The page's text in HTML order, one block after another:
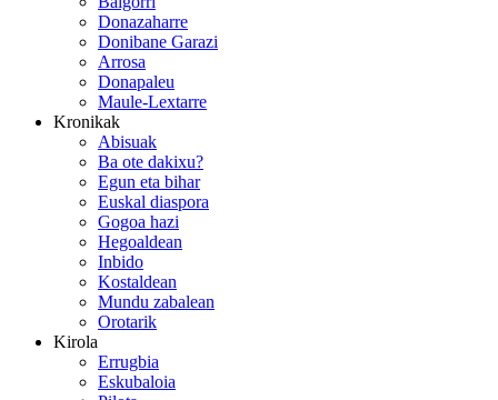
Donazaharre
Donibane Garazi
Arrosa
Donapaleu
Maule-Lextarre
Kronikak
Abisuak
Ba ote dakixu?
Egun eta bihar
Euskal diaspora
Gogoa hazi
Hegoaldean
Inbido
Kostaldean
Mundu zabalean
Orotarik
Kirola
Errugbia
Eskubaloia